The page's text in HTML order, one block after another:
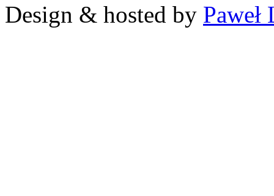
Design & hosted by